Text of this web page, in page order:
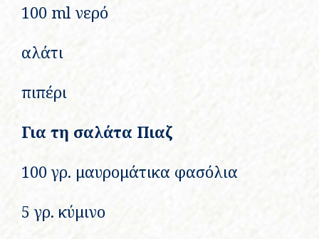
100 ml νερό
αλάτι
πιπέρι
Για τη σαλάτα Πιαζ
100 γρ. μαυρομάτικα φασόλια
5 γρ. κύμινο